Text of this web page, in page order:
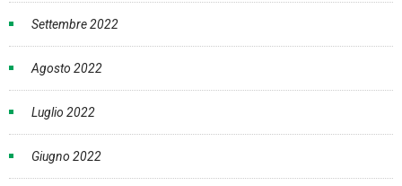
Settembre 2022
Agosto 2022
Luglio 2022
Giugno 2022